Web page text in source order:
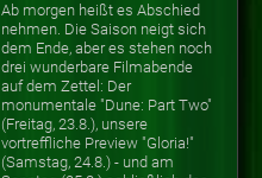
Ab morgen heißt es Abschied
nehmen. Die Saison neigt sich
dem Ende, aber es stehen noch
drei wunderbare Filmabende
auf dem Zettel: Der
monumentale "Dune: Part Two"
(Freitag, 23.8.), unsere
vortreffliche Preview "Gloria!"
(Samstag, 24.8.) - und am